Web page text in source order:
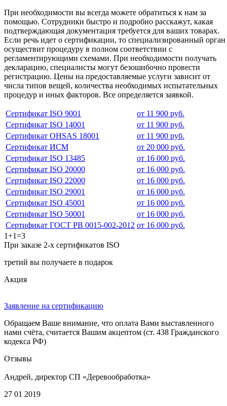
При необходимости вы всегда можете обратиться к нам за
помощью. Сотрудники быстро и подробно расскажут, какая
подтверждающая документация требуется для ваших товарах.
Если речь идет о сертификации, то специализированный орган
осуществит процедуру в полном соответствии с
регламентирующими схемами. При необходимости получать
декларацию, специалисты могут безошибочно провести
регистрацию. Цены на предоставляемые услуги зависит от
числа типов вещей, количества необходимых испытательных
процедур и иных факторов. Все определяется заявкой.
Сертификат ISO 9001
от 11 900 руб.
Сертификат ISO 14001
от 11 900 руб.
Сертификат OHSAS 18001
от 11 900 руб.
Сертификат ИСМ
от 20 000 руб.
Сертификат ISO 13485
от 16 000 руб.
Сертификат ISO 20000
от 16 000 руб.
Сертификат ISO 22000
от 16 000 руб.
Сертификат ISO 29001
от 16 000 руб.
Сертификат ISO 45001
от 16 000 руб.
Сертификат ISO 50001
от 16 000 руб.
Сертификат ГОСТ РВ 0015-002-2012 от 16 000 руб.
1+1=3
При заказе 2-х сертификатов ISO
третий вы получаете в подарок
Акция
Заявление на сертификацию
Обращаем Ваше внимание, что оплата Вами выставленного
нами счёта, считается Вашим акцептом (ст. 438 Гражданского
кодекса РФ)
Отзывы
Андрей, директор СП «Деревообработка»
27 01 2019